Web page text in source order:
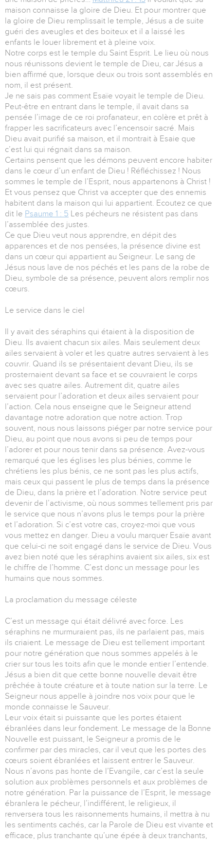
maison connaisse la gloire de Dieu. Et pour montrer que
la gloire de Dieu remplissait le temple, Jésus a de suite
guéri des aveugles et des boiteux et il a laissé les
enfants le louer librement et à pleine voix.
Notre corps est le temple du Saint Esprit. Le lieu où nous
nous réunissons devient le temple de Dieu, car Jésus a
bien affirmé que, lorsque deux ou trois sont assemblés en
nom, il est présent.
Je ne sais pas comment Esaïe voyait le temple de Dieu.
Peut-être en entrant dans le temple, il avait dans sa
pensée l’image de ce roi profanateur, en colère et prêt à
frapper les sacrificateurs avec l’encensoir sacré. Mais
Dieu avait purifié sa maison, et il montrait à Esaie que
c’est lui qui régnait dans sa maison.
Certains pensent que les démons peuvent encore habiter
dans le cœur d’un enfant de Dieu ! Réfléchissez ! Nous
sommes le temple de l’Esprit, nous appartenons à Christ !
Et vous pensez que Christ va accepter que des ennemis
habitent dans la maison qui lui appartient. Ecoutez ce que
dit le Psaume 1 : 5 Les pécheurs ne résistent pas dans
l’assemblée des justes.
Ce que Dieu veut nous apprendre, en dépit des
apparences et de nos pensées, la présence divine est
dans un cœur qui appartient au Seigneur. Le sang de
Jésus nous lave de nos péchés et les pans de la robe de
Dieu, symbole de sa présence, peuvent alors remplir nos
cœurs.
Le service dans le ciel
Il y avait des séraphins qui étaient à la disposition de
Dieu. Ils avaient chacun six ailes. Mais seulement deux
ailes servaient à voler et les quatre autres servaient à les
couvrir. Quand ils se présentaient devant Dieu, ils se
prosternaient devant sa face et se couvraient le corps
avec ses quatre ailes. Autrement dit, quatre ailes
servaient pour l’adoration et deux ailes servaient pour
l’action. Cela nous enseigne que le Seigneur attend
davantage notre adoration que notre action. Trop
souvent, nous nous laissons piéger par notre service pour
Dieu, au point que nous avons si peu de temps pour
l’adorer et pour nous tenir dans sa présence. Avez-vous
remarqué que les églises les plus bénies, comme le
chrétiens les plus bénis, ce ne sont pas les plus actifs,
mais ceux qui passent le plus de temps dans la présence
de Dieu, dans la prière et l’adoration. Notre service peut
devenir de l’activisme, où nous sommes tellement pris par
le service que nous n’avons plus le temps pour la prière
et l’adoration. Si c’est votre cas, croyez-moi que vous
vous mettez en danger. Dieu a voulu marquer Esaïe avant
que celui-ci ne soit engagé dans le service de Dieu. Vous
avez bien noté que les séraphins avaient six ailes, six est
le chiffre de l’homme. C’est donc un message pour les
humains que nous sommes.
La proclamation du message céleste
C’est un message qui était délivré avec force. Les
séraphins ne murmuraient pas, ils ne parlaient pas, mais
ils criaient. Le message de Dieu est tellement important
pour notre génération que nous sommes appelés à le
crier sur tous les toits afin que le monde entier l’entende.
Jésus a bien dit que cette bonne nouvelle devait être
prêchée à toute créature et à toute nation sur la terre. Le
Seigneur nous appelle à joindre nos voix pour que le
monde connaisse le Sauveur.
Leur voix était si puissante que les portes étaient
ébranlées dans leur fondement. Le message de la Bonne
Nouvelle est puissant, le Seigneur a promis de le
confirmer par des miracles, car il veut que les portes des
cœurs soient ébranlées et laissent entrer le Sauveur.
Nous n’avons pas honte de l’Evangile, car c’est la seule
solution aux problèmes personnels et aux problèmes de
notre génération. Par la puissance de l’Esprit, le message
ébranlera le pécheur, l’indifférent, le religieux, il
renversera tous les raisonnements humains, il mettra à nu
les sentiments cachés, car la Parole de Dieu est vivante et
efficace, plus tranchante qu’une épée à deux tranchants,